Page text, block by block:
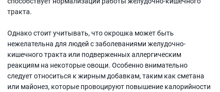
тракта.
Однако стоит учитывать, что окрошка может быть
нежелательна для людей с заболеваниями желудочно-
кишечного тракта или подверженных аллергическим
реакциям на некоторые овощи. Особенно внимательно
следует относиться к жирным добавкам, таким как сметана
или майонез, которые провоцируют повышение калорийности